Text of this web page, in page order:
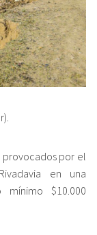
provocados por el
en una
$10.000